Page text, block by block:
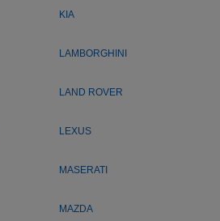
KIA
LAMBORGHINI
LAND ROVER
LEXUS
MASERATI
MAZDA